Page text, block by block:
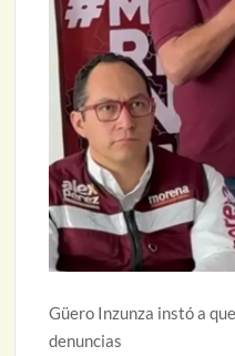
Güero Inzunza instó a
denuncias